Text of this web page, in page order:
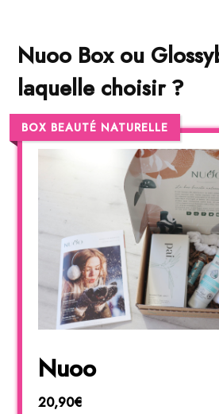
Nuoo Box ou
laquelle choisir ?
BOX BEAUTÉ NATURELLE
Nuoo
20,90€